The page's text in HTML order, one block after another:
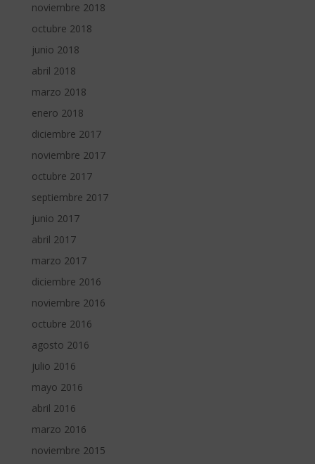
noviembre 2018
octubre 2018
junio 2018
abril 2018
marzo 2018
enero 2018
diciembre 2017
noviembre 2017
octubre 2017
septiembre 2017
junio 2017
abril 2017
marzo 2017
diciembre 2016
noviembre 2016
octubre 2016
agosto 2016
julio 2016
mayo 2016
abril 2016
marzo 2016
noviembre 2015